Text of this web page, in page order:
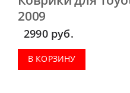
2009
2990 руб.
В КОРЗИНУ